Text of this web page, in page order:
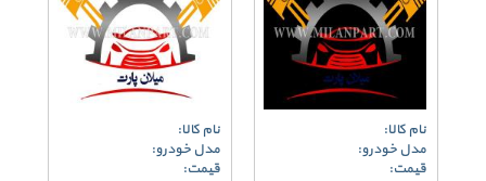
نام کالا:
مدل خودرو:
قیمت:
نام کالا:
مدل خودرو:
قیمت: